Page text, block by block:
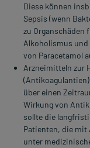
Diese können
Sepsis (wenn
zu Organschäden
Alkoholismus und
von Paracetamol
Arzneimitteln zur
über einen
Wirkung von
sollte die
Patienten, die mit
unter